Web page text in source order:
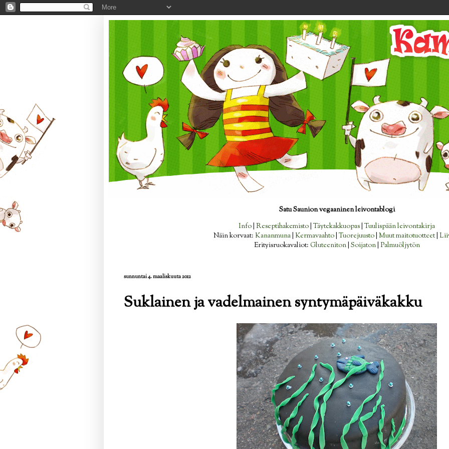
Satu Saunion vegaaninen leivontablogi
Info Reseptihakemisto |Täytekakkuopas |Tuulispään leivontakirja
Näin korvaat: Kananmuna Kermavaahto |Tuorejuusto Muut maitotuotteet|
Erityisruokavaliot: Gluteeniton| Soijaton| Palmuöljytön
sunnuntai 4. maaliskuuta 2012
Suklainen ja vadelmainen syntymäpäiväkakku